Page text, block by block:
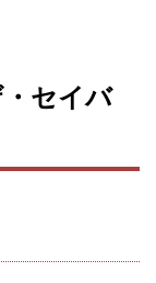
セイバ